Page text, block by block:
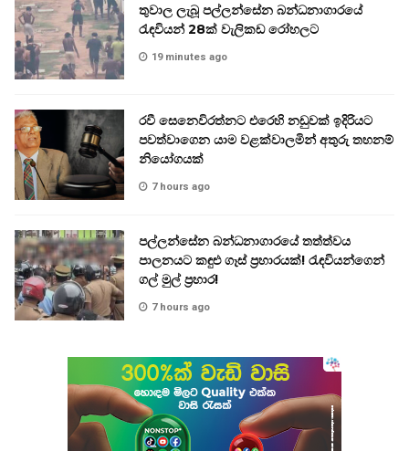
තුවාල ලැබූ පල්ලන්සේන බන්ධනාගාරයේ
රැඳවියන් 28ක් වැලිකඩ රෝහලට
19 minutes ago
රවී සෙනෙවිරත්නට එරෙහි නඩුවක් ඉදිරියට
පවත්වාගෙන යාම වළක්වාලමින් අතුරු තහනම්
නියෝගයක්
7 hours ago
පල්ලන්සේන බන්ධනාගාරයේ තත්ත්වය
පාලනයට කඳුළු ගෑස් ප්‍රහාරයක්! රැඳවියන්ගෙන්
ගල් මුල් ප්‍රහාර!
7 hours ago